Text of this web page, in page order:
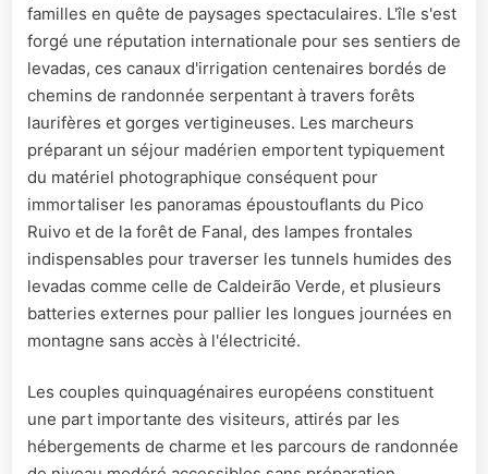
familles en quête de paysages spectaculaires. L'île s'est
forgé une réputation internationale pour ses sentiers de
levadas, ces canaux d'irrigation centenaires bordés de
chemins de randonnée serpentant à travers forêts
laurifères et gorges vertigineuses. Les marcheurs
préparant un séjour madérien emportent typiquement
du matériel photographique conséquent pour
immortaliser les panoramas époustouflants du Pico
Ruivo et de la forêt de Fanal, des lampes frontales
indispensables pour traverser les tunnels humides des
levadas comme celle de Caldeirão Verde, et plusieurs
batteries externes pour pallier les longues journées en
montagne sans accès à l'électricité.
Les couples quinquagénaires européens constituent
une part importante des visiteurs, attirés par les
hébergements de charme et les parcours de randonnée